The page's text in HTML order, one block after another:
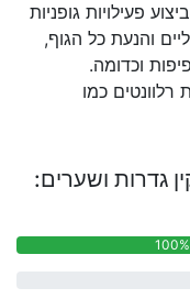
ביצוע פעילויות גופניות
והנעת כל הגוף,
וכדומה.
כמו
גדרות ושערים:
100%